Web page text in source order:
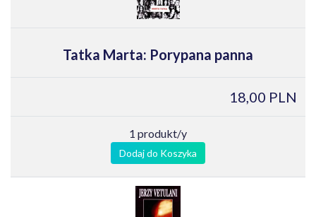
Tatka Marta: Porypana panna
18,00 PLN
1 produkt/y
Dodaj do Koszyka